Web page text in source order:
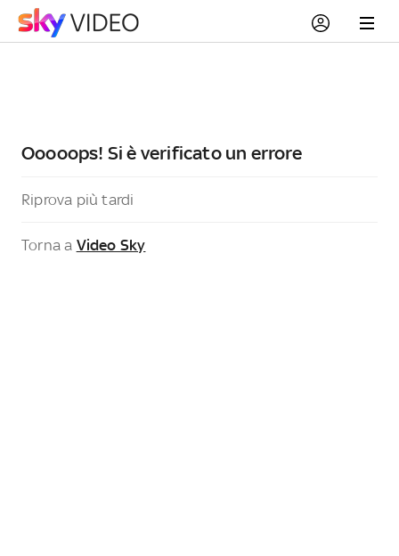
Ooooops! Si è verificato un errore
Riprova più tardi
Torna a Video Sky